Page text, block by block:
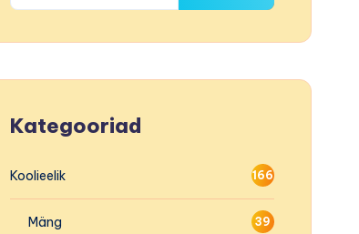
Kategooriad
Koolieelik 166
Mäng 39